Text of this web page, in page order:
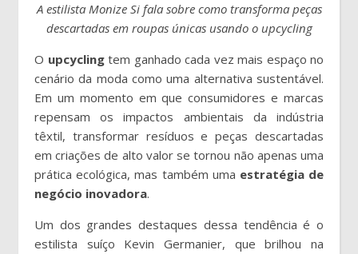
A estilista Monize Si fala sobre como transforma peças
descartadas em roupas únicas usando o upcycling
O upcycling tem ganhado cada vez mais espaço no
cenário da moda como uma alternativa sustentável.
Em um momento em que consumidores e marcas
repensam os impactos ambientais da indústria
têxtil, transformar resíduos e peças descartadas
em criações de alto valor se tornou não apenas uma
prática ecológica, mas também uma estratégia de
negócio inovadora.
Um dos grandes destaques dessa tendência é o
estilista suíço Kevin Germanier, que brilhou na